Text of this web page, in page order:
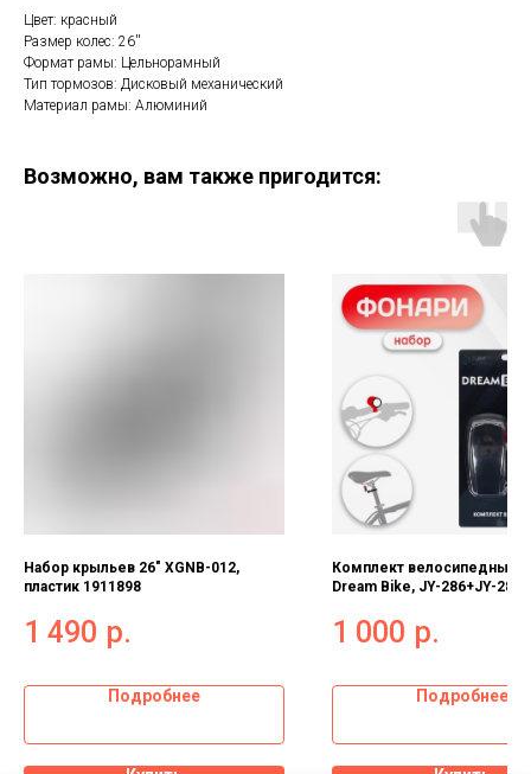
Цвет: красный
Размер колес: 26''
Формат рамы: Цельнорамный
Тип тормозов: Дисковый механический
Материал рамы: Алюминий
Возможно, вам также пригодится:
Набор крыльев 26" XGNB-012,
пластик 1911898
1 490 р.
Подробнее
Комплект велосипедных
Dream Bike, JY-286+JY-
1 000 р.
Подробнее